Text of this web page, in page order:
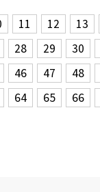
11 12 13
28 29 30
46 47 48
64 65 66